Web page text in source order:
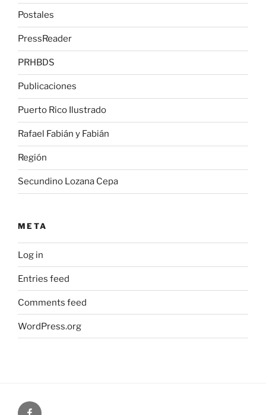
Postales
PressReader
PRHBDS
Publicaciones
Puerto Rico Ilustrado
Rafael Fabián y Fabián
Región
Secundino Lozana Cepa
META
Log in
Entries feed
Comments feed
WordPress.org
Redescubriendo